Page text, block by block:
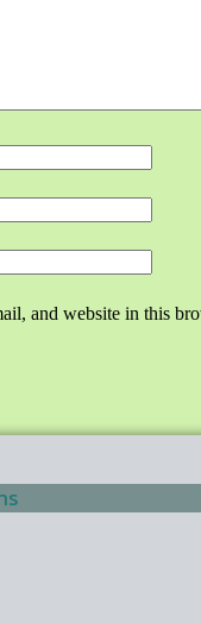
and website in this
ร